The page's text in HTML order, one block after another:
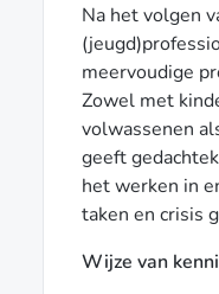
Na het volgen
meervoudige
Zowel met
volwassenen
geeft
het werken in
taken en crisis
Wijze van